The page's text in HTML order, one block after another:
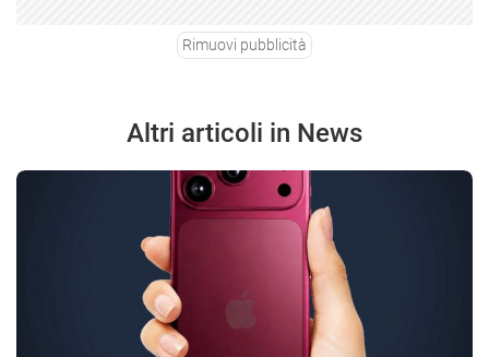
Rimuovi pubblicità
Altri articoli in News